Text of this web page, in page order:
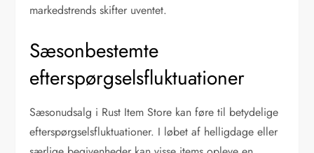
markedstrends skifter uventet.
Sæsonbestemte
efterspørgselsfluktuationer
Sæsonudsalg i Rust Item Store kan føre til betydelige
efterspørgselsfluktuationer. I løbet af helligdage eller